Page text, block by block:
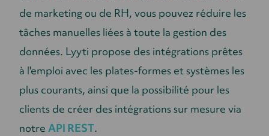
de marketing ou de RH, vous pouvez réduire les
tâches manuelles liées à toute la gestion des
données. Lyyti propose des intégrations prêtes
à l'emploi avec les plates-formes et systèmes les
plus courants, ainsi que la possibilité pour les
clients de créer des intégrations sur mesure via
notre API REST.